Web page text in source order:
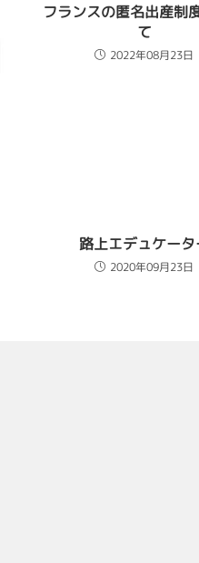
フランスの匿名出産制
て
2022年08月23日
路上エデュケータ
2020年09月23日